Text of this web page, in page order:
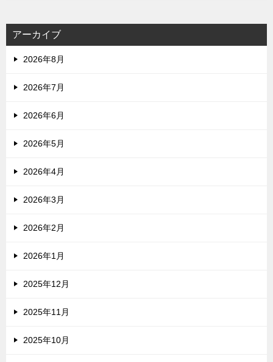
アーカイブ
2026年8月
2026年7月
2026年6月
2026年5月
2026年4月
2026年3月
2026年2月
2026年1月
2025年12月
2025年11月
2025年10月